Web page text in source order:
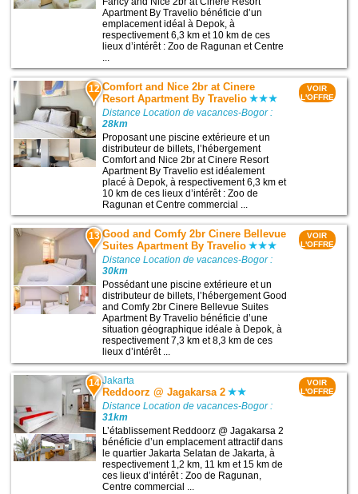
Apartment By Travelio bénéficie d’un
emplacement idéal à Depok, à
respectivement 6,3 km et 10 km de ces
lieux d’intérêt : Zoo de Ragunan et Centre
12 Comfort and Nice 2br at Cinere
Resort Apartment By Travelio
Distance Location de vacances-Bogor :
28km
Proposant une piscine extérieure et un
distributeur de billets, l’hébergement
Comfort and Nice 2br at Cinere Resort
Apartment By Travelio est idéalement
placé à Depok, à respectivement 6,3 km et
10 km de ces lieux d’intérêt : Zoo de
Ragunan et Centre commercial ...
VOIR
L'OFFRE
13 Good and Comfy 2br Cinere Bellevue
Suites Apartment By Travelio
Distance Location de vacances-Bogor :
30km
Possédant une piscine extérieure et un
distributeur de billets, l’hébergement Good
and Comfy 2br Cinere Bellevue Suites
Apartment By Travelio bénéficie d’une
situation géographique idéale à Depok, à
respectivement 7,3 km et 8,3 km de ces
lieux d’intérêt ...
VOIR
L'OFFRE
14 Jakarta
Reddoorz @ Jagakarsa 2
Distance Location de vacances-Bogor :
31km
L’établissement Reddoorz @ Jagakarsa 2
bénéficie d’un emplacement attractif dans
le quartier Jakarta Selatan de Jakarta, à
respectivement 1,2 km, 11 km et 15 km de
ces lieux d’intérêt : Zoo de Ragunan,
Centre commercial ...
VOIR
L'OFFRE